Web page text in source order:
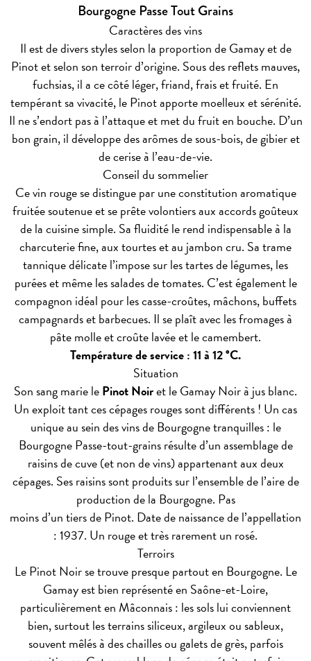
Bourgogne Passe Tout Grains
Caractères des vins
Il est de divers styles selon la proportion de Gamay et de
Pinot et selon son terroir d’origine. Sous des reflets mauves,
fuchsias, il a ce côté léger, friand, frais et fruité. En
tempérant sa vivacité, le Pinot apporte moelleux et sérénité.
Il ne s’endort pas à l’attaque et met du fruit en bouche. D’un
bon grain, il développe des arômes de sous-bois, de gibier et
de cerise à l’eau-de-vie.
Conseil du sommelier
Ce vin rouge se distingue par une constitution aromatique
fruitée soutenue et se prête volontiers aux accords goûteux
de la cuisine simple. Sa fluidité le rend indispensable à la
charcuterie fine, aux tourtes et au jambon cru. Sa trame
tannique délicate l’impose sur les tartes de légumes, les
purées et même les salades de tomates. C’est également le
compagnon idéal pour les casse-croûtes, mâchons, buffets
campagnards et barbecues. Il se plaît avec les fromages à
pâte molle et croûte lavée et le camembert.
Température de service : 11 à 12 °C.
Situation
Son sang marie lePinot Noiret le Gamay Noir à jus blanc.
Un exploit tant ces cépages rouges sont différents ! Un cas
unique au sein des vins de Bourgogne tranquilles : le
Bourgogne Passe-tout-grains résulte d’un assemblage de
raisins de cuve (et non de vins) appartenant aux deux
cépages. Ses raisins sont produits sur l’ensemble de l’aire de
production de la Bourgogne. Pas
moins d’un tiers de Pinot. Date de naissance de l’appellation
: 1937. Un rouge et très rarement un rosé.
Terroirs
Le Pinot Noir se trouve presque partout en Bourgogne. Le
Gamay est bien représenté en Saône-et-Loire,
particulièrement en Mâconnais : les sols lui conviennent
bien, surtout les terrains siliceux, argileux ou sableux,
souvent mêlés à des chailles ou galets de grès, parfois